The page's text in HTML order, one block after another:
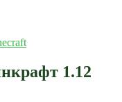
1.12